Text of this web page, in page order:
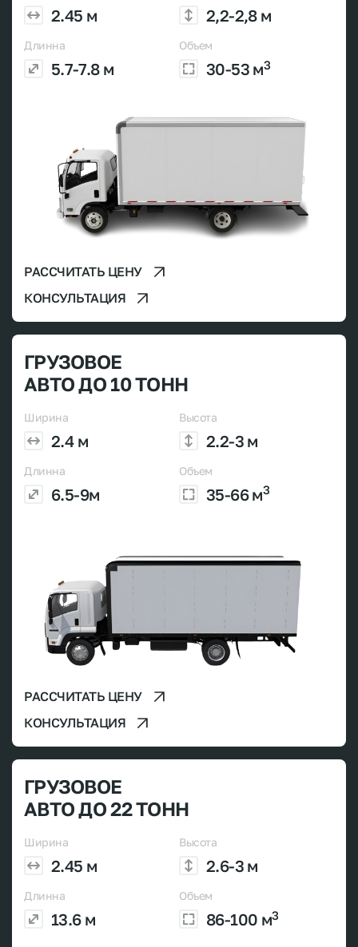
2.45 м 2,2-2,8 м
Длинна
5.7-7.8 м
Объем
30-53 м3
РАССЧИТАТЬ ЦЕНУ
КОНСУЛЬТАЦИЯ
ГРУЗОВОЕ
АВТО ДО 10 ТОНН
Ширина
2.4 м
Высота
2.2-3 м
Длинна
6.5-9м
Объем
35-66 м3
РАССЧИТАТЬ ЦЕНУ
КОНСУЛЬТАЦИЯ
ГРУЗОВОЕ
АВТО ДО 22 ТОНН
Ширина
2.45 м
Высота
2.6-3 м
Длинна
13.6 м
Объем
86-100 м3